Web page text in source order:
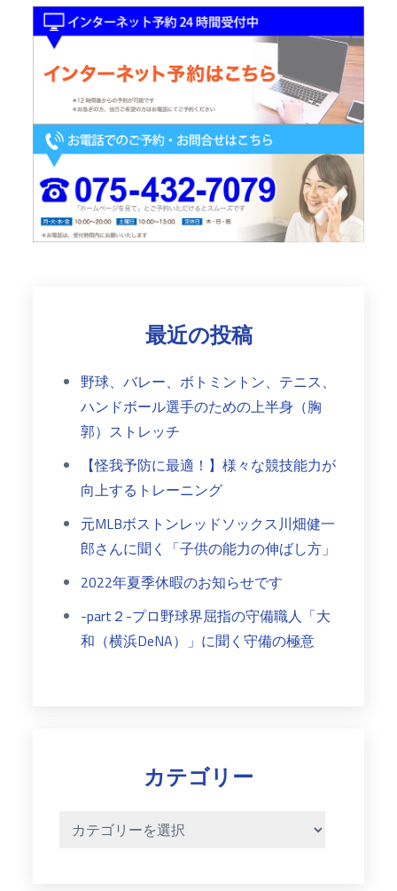
最近の投稿
野球、バレー、ボトミントン、テニス、
ハンドボール選手のための上半身（胸
郭）ストレッチ
【怪我予防に最適！】様々な競技能力が
向上するトレーニング
元MLBボストンレッドソックス川畑健一
郎さんに聞く「子供の能力の伸ばし方」
2022年夏季休暇のお知らせです
-part２-プロ野球界屈指の守備職人「大
和（横浜DeNA）」に聞く守備の極意
カテゴリー